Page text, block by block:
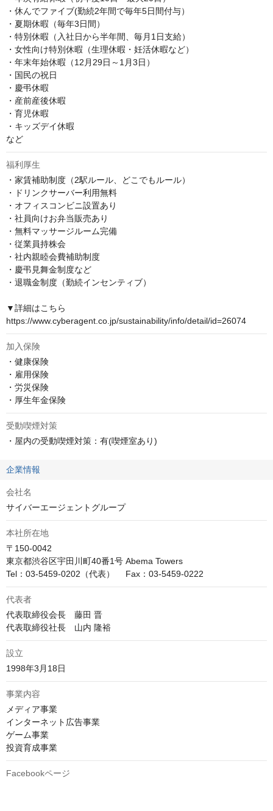
・休んでファイブ(勤続2年間で毎年5日間付与）
・夏期休暇（毎年3日間）
・特別休暇（入社日から半年間、毎月1日支給）
・女性向け特別休暇（生理休暇・妊活休暇など）
・年末年始休暇（12月29日～1月3日）
・国民の祝日
・慶弔休暇
・産前産後休暇
・育児休暇
・キッズデイ休暇
など
福利厚生
・家賃補助制度（2駅ルール、どこでもルール）
・ドリンクサーバー利用無料
・オフィスコンビニ設置あり
・社員向けお弁当販売あり
・無料マッサージルーム完備
・従業員持株会
・社内親睦会費補助制度
・慶弔見舞金制度など
・退職金制度（勤続インセンティブ）
▼詳細はこちら
https://www.cyberagent.co.jp/sustainability/info/detail/id=26074
加入保険
・健康保険
・雇用保険
・労災保険
・厚生年金保険
受動喫煙対策
・屋内の受動喫煙対策：有(喫煙室あり)
企業情報
会社名
サイバーエージェントグループ
本社所在地
〒150-0042
東京都渋谷区宇田川町40番1号 Abema Towers
Tel：03-5459-0202（代表）　 Fax：03-5459-0222
代表者
代表取締役会長　藤田 晋
代表取締役社長　山内 隆裕
設立
1998年3月18日
事業内容
メディア事業
インターネット広告事業
ゲーム事業
投資育成事業
Facebookページ